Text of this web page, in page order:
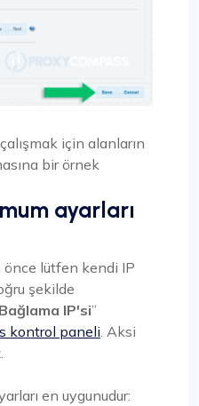
için alanların
bir örnek
ayarları
lütfen kendi IP
şekilde
Bağlama IP'si”
kontrol paneli. Aksi
en uygunudur: